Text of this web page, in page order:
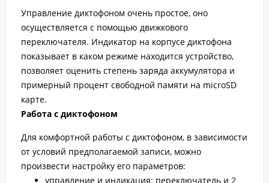
Управление диктофоном очень простое, оно
осуществляется с помощью движкового
переключателя. Индикатор на корпусе диктофона
показывает в каком режиме находится устройство,
позволяет оценить степень заряда аккумулятора и
примерный процент свободной памяти на microSD
карте.
Работа с диктофоном
Для комфортной работы с диктофоном, в зависимости
от условий предполагаемой записи, можно
произвести настройку его параметров:
управление и индикация: переключатель и 2